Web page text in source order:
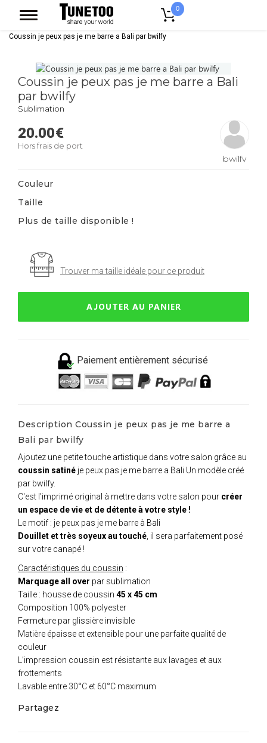
0
Linge De Maison
Coussin Deco Synthetique
Coussin je peux pas je me barre a Bali par bwilfy
Coussin je peux pas je me barre a Bali
par bwilfy
Sublimation
20.00€
Hors frais de port
bwilfy
Couleur
Taille
Plus de taille disponible !
Trouver ma taille idéale pour ce produit
AJOUTER AU PANIER
Paiement entièrement sécurisé
Description Coussin je peux pas je me barre a
Bali par bwilfy
Ajoutez une petite touche artistique dans votre salon grâce au
coussin satiné je peux pas je me barre a Bali Un modèle créé
par bwilfy.
C'est l'imprimé original à mettre dans votre salon pour créer
un espace de vie et de détente à votre style !
Le motif : je peux pas je me barre à Bali
Douillet et très soyeux au touché , il sera parfaitement posé
sur votre canapé !
Caractéristiques du coussin :
Marquage all over par sublimation
Taille : housse de coussin 45 x 45 cm
Composition 100% polyester
Fermeture par glissière invisible
Matière épaisse et extensible pour une parfaite qualité de
couleur
L’impression coussin est résistante aux lavages et aux
frottements
Lavable entre 30°C et 60°C maximum
Partagez